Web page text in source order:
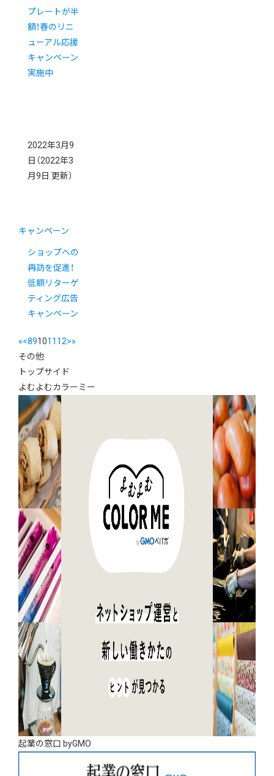
プレートが半
額！春のリニ
ューアル応援
キャンペーン
実施中
2022年3月9
日 （2022年3
月9日 更新）
キャンペーン
ショップへの
再訪を促進！
低額リターゲ
ティング広告
キャンペーン
«<891011 12>»
その他
トップサイド
よむよむカラーミー
起業の窓口 byGMO